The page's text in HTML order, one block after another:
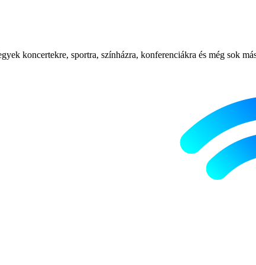
koncertekre, sportra, színházra, konferenciákra és még sok